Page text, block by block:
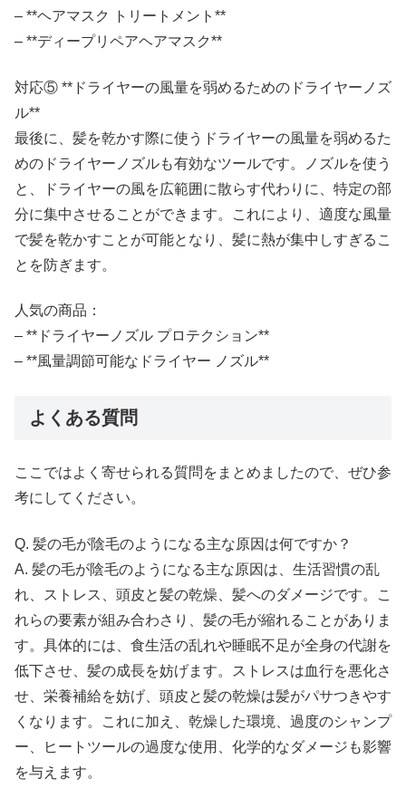
– **ヘアマスク トリートメント**
– **ディープリペアヘアマスク**
対応⑤ **ドライヤーの風量を弱めるためのドライヤーノズ
ル**
最後に、髪を乾かす際に使うドライヤーの風量を弱めるた
めのドライヤーノズルも有効なツールです。ノズルを使う
と、ドライヤーの風を広範囲に散らす代わりに、特定の部
分に集中させることができます。これにより、適度な風量
で髪を乾かすことが可能となり、髪に熱が集中しすぎるこ
とを防ぎます。
人気の商品：
– **ドライヤーノズル プロテクション**
– **風量調節可能なドライヤー ノズル**
よくある質問
ここではよく寄せられる質問をまとめましたので、ぜひ参
考にしてください。
Q. 髪の毛が陰毛のようになる主な原因は何ですか？
A. 髪の毛が陰毛のようになる主な原因は、生活習慣の乱
れ、ストレス、頭皮と髪の乾燥、髪へのダメージです。こ
れらの要素が組み合わさり、髪の毛が縮れることがありま
す。具体的には、食生活の乱れや睡眠不足が全身の代謝を
低下させ、髪の成長を妨げます。ストレスは血行を悪化さ
せ、栄養補給を妨げ、頭皮と髪の乾燥は髪がパサつきやす
くなります。これに加え、乾燥した環境、過度のシャンプ
ー、ヒートツールの過度な使用、化学的なダメージも影響
を与えます。